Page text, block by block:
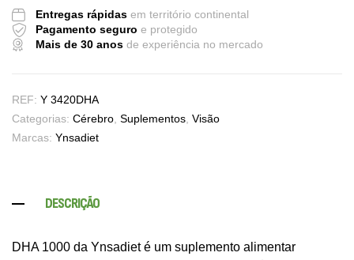
Entregas rápidas em território continental
Pagamento seguro e protegido
Mais de 30 anos de experiência no mercado
REF: Y 3420DHA
Categorias: Cérebro, Suplementos, Visão
Marcas: Ynsadiet
DESCRIÇÃO
DHA 1000 da Ynsadiet é um suplemento alimentar